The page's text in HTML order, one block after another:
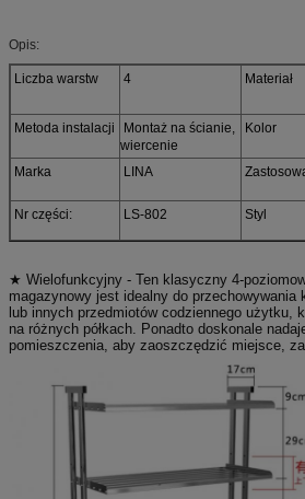
Opis:
Liczba warstw 4 Materiał
Metoda instalacji
Montaż na ścianie,
wiercenie
Kolor
Marka LINA
Nr części: LS-802 Styl
★ Wielofunkcyjny - Ten klasyczny 4-
magazynowy jest idealny do
lub innych przedmiotów codziennego użytku,
na różnych półkach. Ponadto doskonale
pomieszczenia, aby zaoszczędzić miejsce,